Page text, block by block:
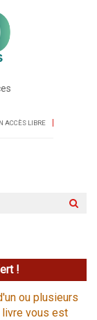
ACCÈS LIBRE
!
ou plusieurs
vous est